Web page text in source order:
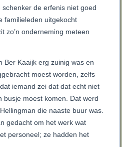
de erfenis niet goed
familieleden uitgekocht
zo’n onderneming meteen
Ber Kaaijk erg zuinig was en
moest worden, zelfs
iemand zei dat dat echt niet
busje moest komen. Dat werd
die naaste buur was.
gedacht om het werk wat
personeel; ze hadden het